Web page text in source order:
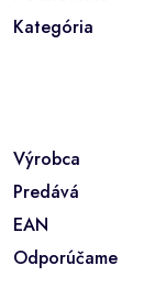
Kategória
Výrobca
Predává
EAN
Odporúčame